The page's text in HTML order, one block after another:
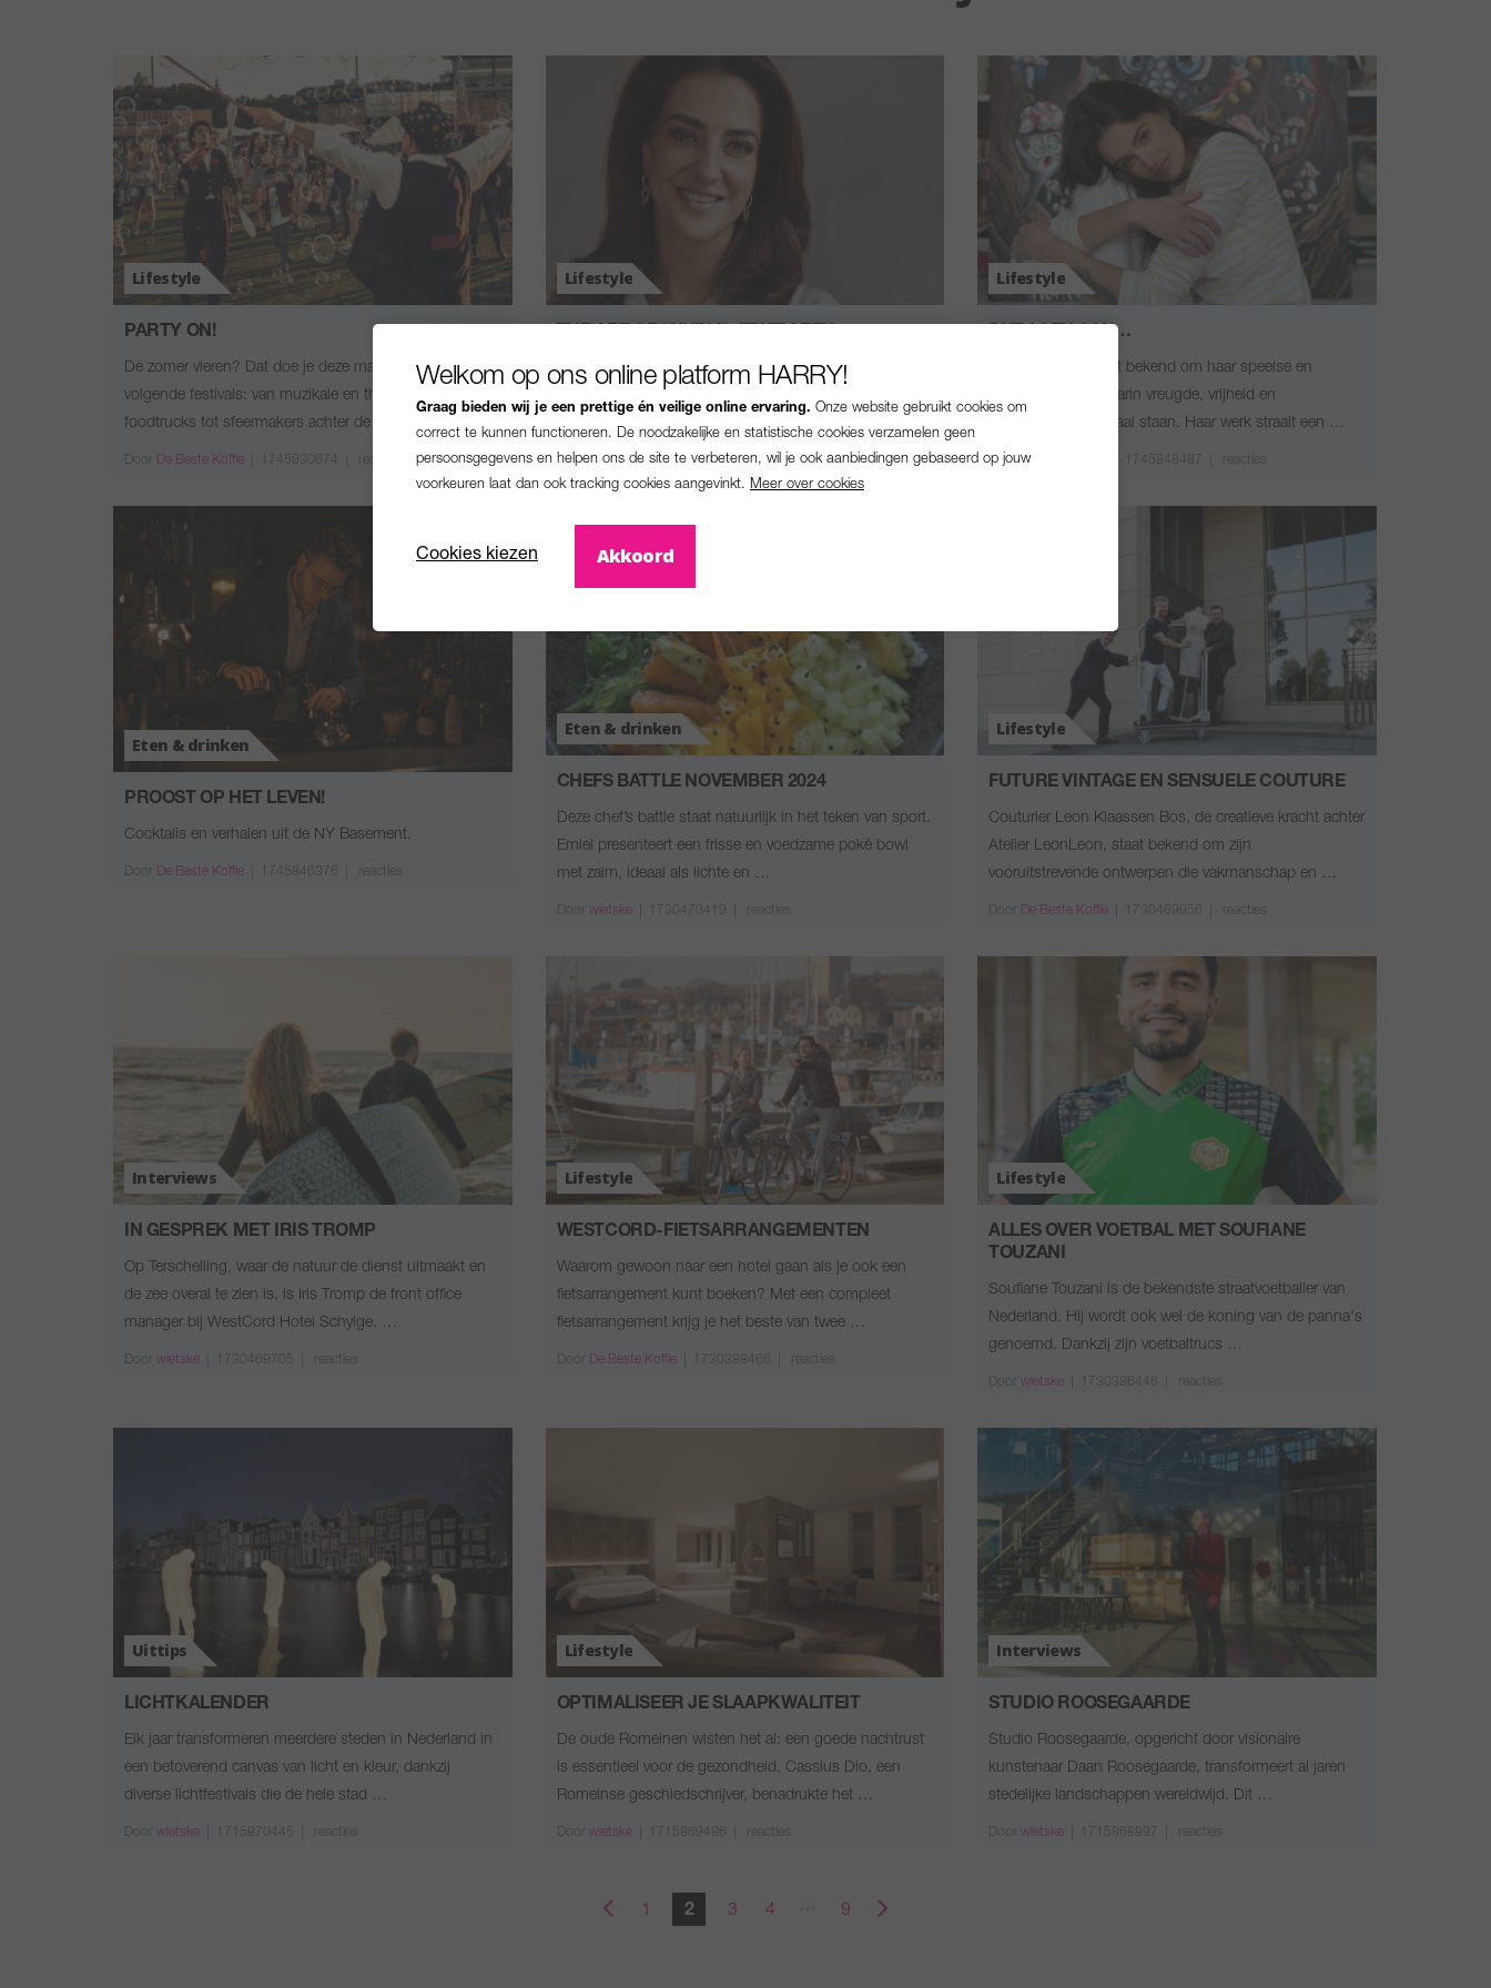
Welkom op ons online platform HARRY!
Graag bieden wij je een prettige én veilige online ervaring. Onze website gebruikt cookies om
correct te kunnen functioneren. De noodzakelijke en statistische cookies verzamelen geen
persoonsgegevens en helpen ons de site te verbeteren, wil je ook aanbiedingen gebaseerd op jouw
voorkeuren laat dan ook tracking cookies aangevinkt. Meer over cookies
Cookies kiezen Akkoord
Lifestyle
PARTY ON!
De zomer vieren? Dat doe je deze maanden bij de
volgende festivals: van muzikale en theatrale optredens,
foodtrucks tot sfeermakers achter de …
Door De Beste Koffie 1745930674 | reacties
Lifestyle
Een verjaardag, diploma-uitreiking of het vieren van een
een betekenisvol juweel? We …
DoorDe Beste Koffie|1745929740 | reacties
Lifestyle
5 VRAGEN AAN…
Loes van Delft staat bekend om haar speelse en
kleurrijke kunst, waarin vreugde, vrijheid en
verwondering centraal staan. Haar werk straalt een …
DoorDe Beste Koffie 1745848487 | reacties
Eten & drinken
PROOST OP HET LEVEN!
Cocktails en verhalen uit de NY Basement.
Door De Beste Koffie 1745846376 | reacties
Eten & drinken
CHEFS BATTLE NOVEMBER 2024
Deze chef’s battle staat natuurlijk in het teken van sport.
Emiel presenteert een frisse en voedzame poké bowl
met zalm, ideaal als lichte en …
Door wietske| 1730470419 | reacties
Lifestyle
FUTURE VINTAGE EN SENSUELE COUTURE
Couturier Leon Klaassen Bos, de creatieve kracht achter
Atelier LeonLeon, staat bekend om zijn
vooruitstrevende ontwerpen die vakmanschap en …
Door De Beste Koffie 1730469956 | reacties
Interviews
IN GESPREK MET IRIS TROMP
Op Terschelling, waar de natuur de dienst uitmaakt en
de zee overal te zien is, is Iris Tromp de front office
manager bij WestCord Hotel Schylge. …
wietske 1730469705 | reacties
Lifestyle
WESTCORD-FIETSARRANGEMENTEN
Waarom gewoon naar een hotel gaan als je ook een
fietsarrangement kunt boeken? Met een compleet
fietsarrangement krijg je het beste van twee …
De Beste Koffie| 1730388466 | reacties
Lifestyle
ALLES OVER VOETBAL MET SOUFIANE
TOUZANI
Soufiane Touzani is de bekendste straatvoetballer van
Nederland. Hij wordt ook wel de koning van de panna's
genoemd. Dankzij zijn voetbaltrucs …
Doorwietske 1730386446 | reacties
Uittips
LICHTKALENDER
Elk jaar transformeren meerdere steden in Nederland in
een betoverend canvas van licht en kleur, dankzij
diverse lichtfestivals die de hele stad …
Door wietske 1715870445 | reacties
Lifestyle
OPTIMALISEER JE SLAAPKWALITEIT
De oude Romeinen wisten het al: een goede nachtrust
is essentieel voor de gezondheid. Cassius Dio, een
Romeinse geschiedschrijver, benadrukte het …
Door wietske| 1715869486 | reacties
Interviews
STUDIO ROOSEGAARDE
Studio Roosegaarde, opgericht door visionaire
kunstenaar Daan Roosegaarde, transformeert al jaren
stedelijke landschappen wereldwijd. Dit …
Doorwietske 1715868897 | reacties
1 2 3 4 9